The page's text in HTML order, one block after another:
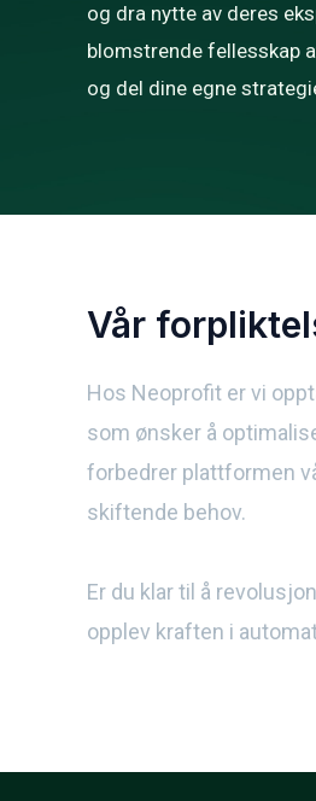
og dra nytte av deres
blomstrende fellesskap
og del dine egne
Vår
Hos Neoprofit er vi
som ønsker å
forbedrer plattformen
skiftende behov.
Er du klar til å
opplev kraften i